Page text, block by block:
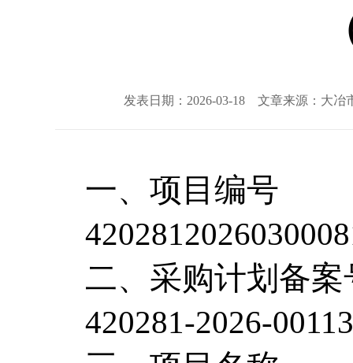
发表日期：2026-03-18 文章来源：大冶
一、项目编号
二、采购计划备案
420281-2026-00113